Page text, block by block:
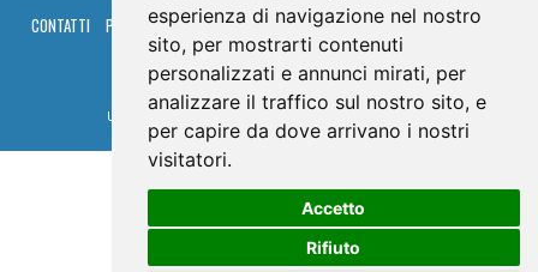
esperienza di navigazione nel nostro
sito, per mostrarti contenuti
personalizzati e annunci mirati, per
analizzare il traffico sul nostro sito, e
per capire da dove arrivano i nostri
visitatori.
Accetto
Rifiuto
CONTATTI PRIVACY COOKIES PALINSESTO DIRETTA TV
DIRETTA RADIO
RGM HITRADIO
© TRG Media 2005-2026
Umbria Televisioni s.r.l. - P.I.00496230541 -